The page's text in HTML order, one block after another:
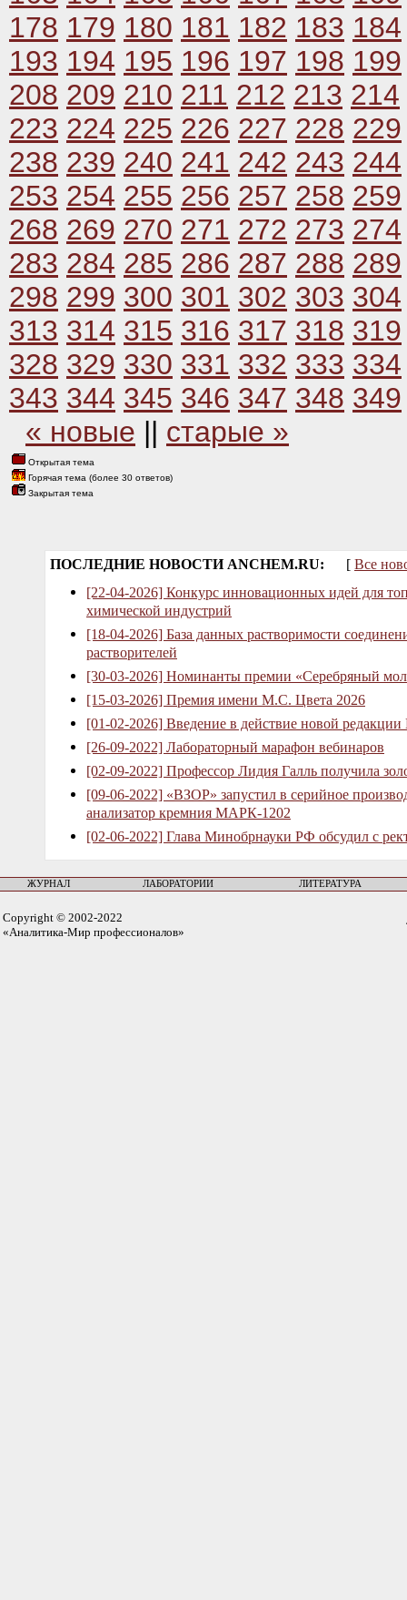
178 179 180 181 182 183 184
193 194 195 196 197 198 199
208 209 210 211 212 213 214
223 224 225 226 227 228 229
238 239 240 241 242 243 244
253 254 255 256 257 258 259
268 269 270 271 272 273 274
283 284 285 286 287 288 289
298 299 300 301 302 303 304
313 314 315 316 317 318 319
328 329 330 331 332 333 334
343 344 345 346 347 348 349
« новые || старые »
Открытая тема
Горячая тема (более 30 ответов)
Закрытая тема
ПОСЛЕДНИЕ НОВОСТИ ANCHEM.RU: [ Все
[22-04-2026] Конкурс инновационных идей для
химической индустрий
[18-04-2026] База данных растворимости
растворителей
[30-03-2026] Номинанты премии «Серебряный
[15-03-2026] Премия имени М.С. Цвета 2026
[01-02-2026] Введение в действие новой
[26-09-2022] Лабораторный марафон вебинаров
[02-09-2022] Профессор Лидия Галль получила
[09-06-2022] «ВЗОР» запустил в серийное
анализатор кремния МАРК-1202
[02-06-2022] Глава Минобрнауки РФ обсудил с
ЖУРНАЛ ЛАБОРАТОРИИ ЛИТЕРАТУРА
Copyright © 2002-2022
«Аналитика-Мир профессионалов»